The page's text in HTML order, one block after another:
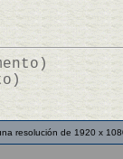
resolución de 1920 x